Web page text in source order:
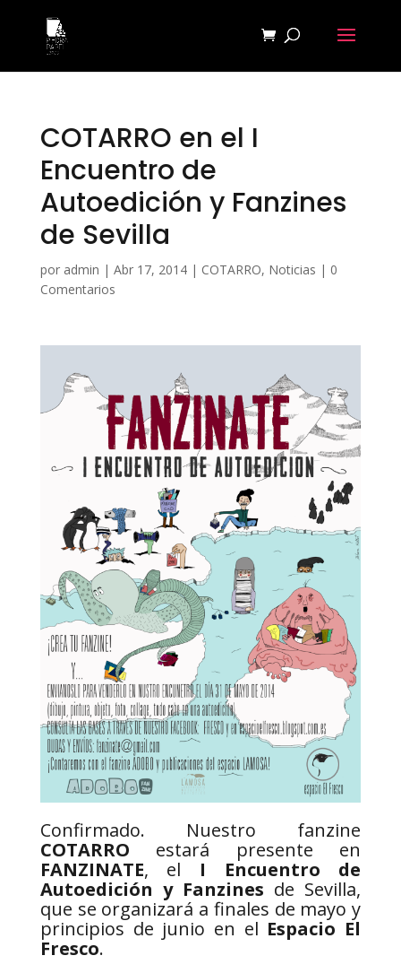
COTARRO en el I
Encuentro de
Autoedición y Fanzines
de Sevilla
por admin | Abr 17, 2014| COTARRO, Noticias | 0
Comentarios
Confirmado. Nuestro fanzine
COTARRO estará presente en
FANZINATE, el I Encuentro de
Autoedición y Fanzines de Sevilla,
que se organizará a finales de mayo y
principios de junio en el Espacio El
Fresco.